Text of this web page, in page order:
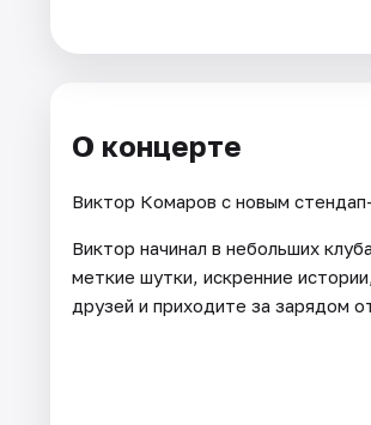
О концерте
Виктор Комаров с новым
Виктор начинал в небольших
меткие шутки, искренние
друзей и приходите за зарядом